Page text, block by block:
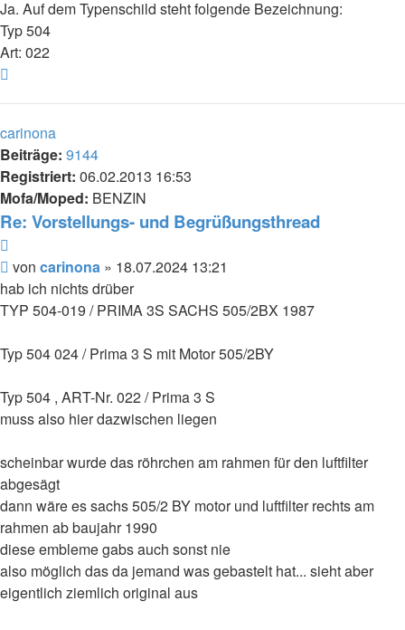
Ja. Auf dem Typenschild steht folgende Bezeichnung:
Typ 504
Art: 022
carinona
Beiträge: 9144
Registriert: 06.02.2013 16:53
Mofa/Moped: BENZIN
Re: Vorstellungs- und Begrüßungsthread
Beitrag
von carinona » 18.07.2024 13:21
hab ich nichts drüber
TYP 504-019 / PRIMA 3S SACHS 505/2BX 1987
Typ 504 024 / Prima 3 S mit Motor 505/2BY
Typ 504 , ART-Nr. 022 / Prima 3 S
muss also hier dazwischen liegen
scheinbar wurde das röhrchen am rahmen für den luftfilter
abgesägt
dann wäre es sachs 505/2 BY motor und luftfilter rechts am
rahmen ab baujahr 1990
diese embleme gabs auch sonst nie
also möglich das da jemand was gebastelt hat... sieht aber
eigentlich ziemlich original aus